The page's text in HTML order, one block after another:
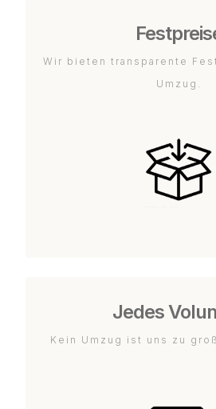
Wir bieten transparente
Umzug.
Jedes
Kein Umzug ist uns zu